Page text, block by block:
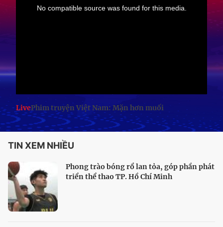
LivePhim truyện Việt Nam: Mặn hơn muối
TIN XEM NHIỀU
Phong trào bóng rổ lan tỏa, góp phần phát
triển thể thao TP. Hồ Chí Minh